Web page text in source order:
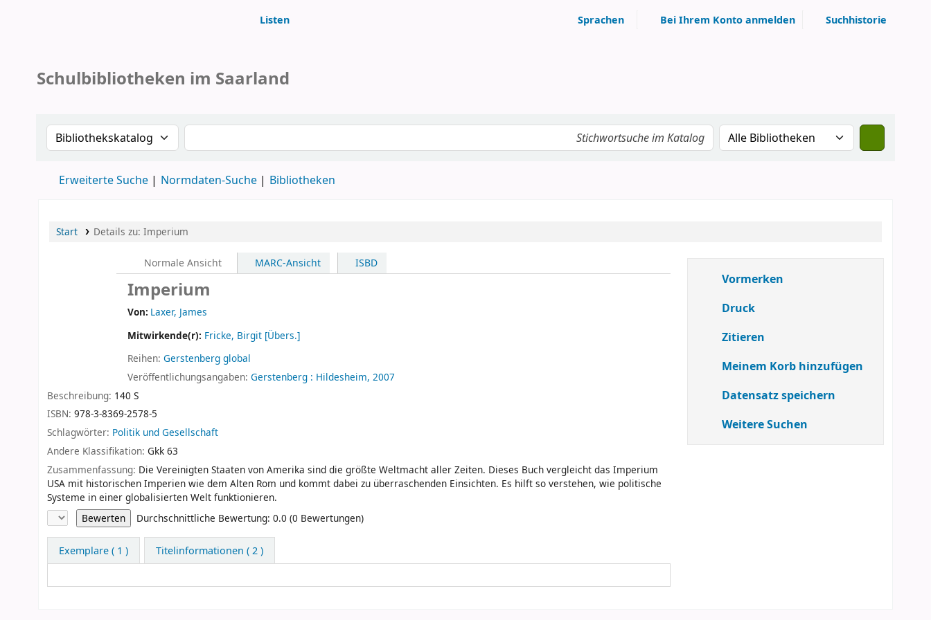
Listen Sprachen Bei Ihrem Konto anmelden Suchhistorie
Schulbibliotheken im Saarland
Suche im Katalog nach:Stichwortsuche im Katalog
Erweiterte Suche Normdaten-Suche Bibliotheken
Start Details zu: Imperium
Normale Ansicht MARC-Ansicht ISBD
Imperium
Von: Laxer, James
Mitwirkende(r): Fricke, Birgit [Übers.]
Reihen: Gerstenberg global
Veröffentlichungsangaben: Gerstenberg : Hildesheim, 2007
Beschreibung: 140 S
ISBN: 978-3-8369-2578-5
Schlagwörter: Politik und Gesellschaft
Andere Klassifikation: Gkk 63
Zusammenfassung: Die Vereinigten Staaten von Amerika sind die größte Weltmacht aller Zeiten. Dieses Buch vergleicht das Imperium
USA mit historischen Imperien wie dem Alten Rom und kommt dabei zu überraschenden Einsichten. Es hilft so verstehen, wie politische
Systeme in einer globalisierten Welt funktionieren.
SternchenbewertungDurchschnittliche Bewertung: 0.0 (0 Bewertungen)
Exemplare ( 1 ) Titelinformationen ( 2 )
Vormerken
Druck
Zitieren
Meinem Korb hinzufügen
Datensatz speichern
Weitere Suchen